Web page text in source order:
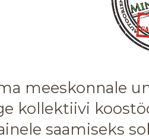
meeskonnale
kollektiivi
saamiseks